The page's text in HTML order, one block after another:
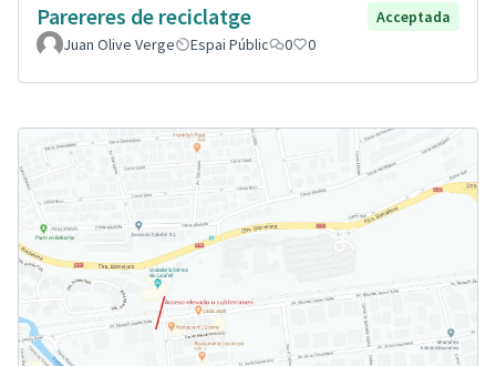
Parereres de reciclatge
Acceptada
Juan Olive Verge
Espai Públic 0 0